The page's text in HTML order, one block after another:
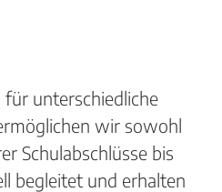
unterschiedliche
wir sowohl
Schulabschlüsse bis
begleitet und erhalten